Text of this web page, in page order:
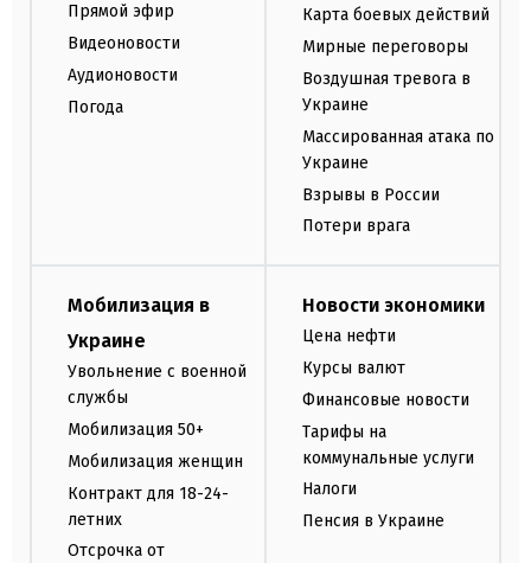
Прямой эфир
Видеоновости
Аудионовости
Погода
Карта боевых действий
Мирные переговоры
Воздушная тревога в
Украине
Массированная атака по
Украине
Взрывы в России
Потери врага
Мобилизация в
Украине
Увольнение с военной
службы
Мобилизация 50+
Мобилизация женщин
Контракт для 18-24-
летних
Отсрочка от
Новости экономики
Цена нефти
Курсы валют
Финансовые новости
Тарифы на
коммунальные услуги
Налоги
Пенсия в Украине